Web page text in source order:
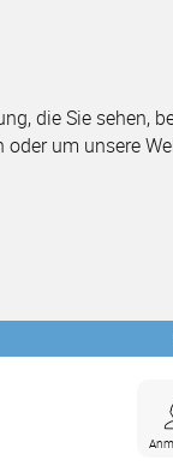
die Sie sehen,
um unsere